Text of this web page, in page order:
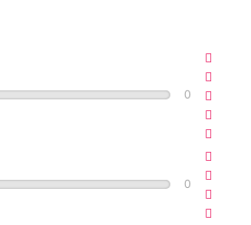
0
0